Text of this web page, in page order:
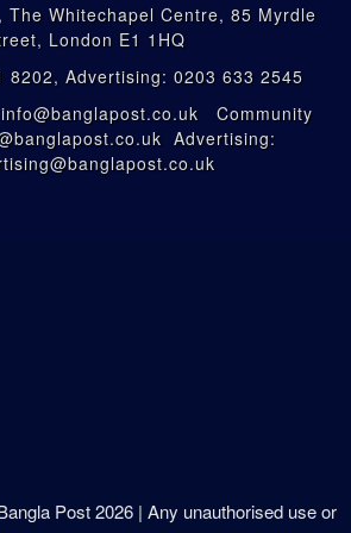
The Whitechapel Centre, 85 Myrdle
London E1 1HQ
8202, Advertising: 0203 633 2545
Community
Advertising:
Post2026| Any unauthorised use or